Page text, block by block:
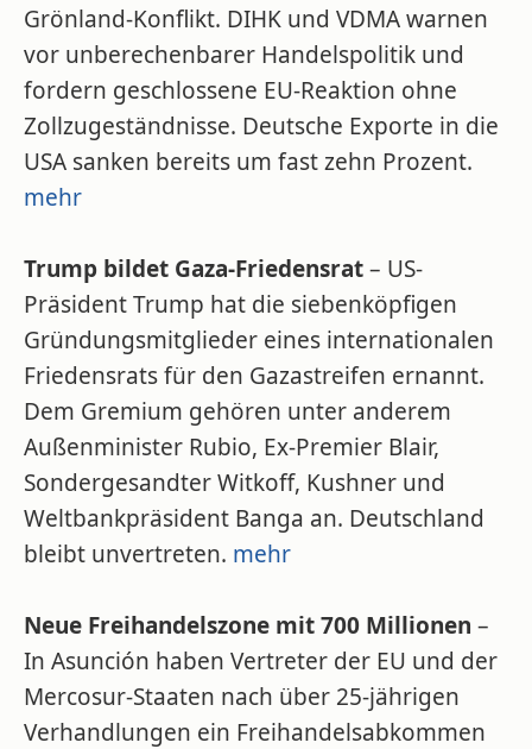
Grönland-Konflikt. DIHK und VDMA warnen
vor unberechenbarer Handelspolitik und
fordern geschlossene EU-Reaktion ohne
Zollzugeständnisse. Deutsche Exporte in die
USA sanken bereits um fast zehn Prozent.
mehr
Trump bildet Gaza-Friedensrat– US-
Präsident Trump hat die siebenköpfigen
Gründungsmitglieder eines internationalen
Friedensrats für den Gazastreifen ernannt.
Dem Gremium gehören unter anderem
Außenminister Rubio, Ex-Premier Blair,
Sondergesandter Witkoff, Kushner und
Weltbankpräsident Banga an. Deutschland
bleibt unvertreten. mehr
Neue Freihandelszone mit 700 Millionen –
In Asunción haben Vertreter der EU und der
Mercosur-Staaten nach über 25-jährigen
Verhandlungen ein Freihandelsabkommen